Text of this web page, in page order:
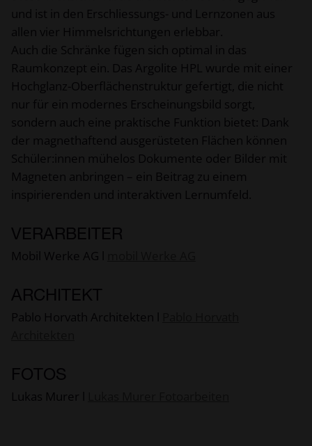
und ist in den Erschliessungs- und Lernzonen aus
allen vier Himmelsrichtungen erlebbar.
Auch die Schränke fügen sich optimal in das
Raumkonzept ein. Das Argolite HPL wurde mit einer
Hochglanz-Oberflächenstruktur gefertigt, die nicht
nur für ein modernes Erscheinungsbild sorgt,
sondern auch eine praktische Funktion bietet: Dank
der magnethaftend ausgerüsteten Flächen können
Schüler:innen mühelos Dokumente oder Bilder mit
Magneten anbringen – ein Beitrag zu einem
inspirierenden und interaktiven Lernumfeld.
VERARBEITER
Mobil Werke AG l
ARCHITEKT
Pablo Horvath Architekten l
FOTOS
Lukas Murer l